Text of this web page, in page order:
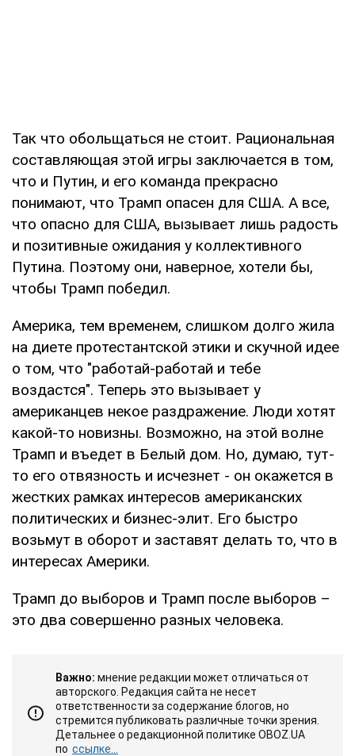
Так что обольщаться не стоит. Рациональная
составляющая этой игры заключается в том,
что и Путин, и его команда прекрасно
понимают, что Трамп опасен для США. А все,
что опасно для США, вызывает лишь радость
и позитивные ожидания у коллективного
Путина. Поэтому они, наверное, хотели бы,
чтобы Трамп победил.
Америка, тем временем, слишком долго жила
на диете протестантской этики и скучной идее
о том, что "работай-работай и тебе
воздастся". Теперь это вызывает у
американцев некое раздражение. Люди хотят
какой-то новизны. Возможно, на этой волне
Трамп и въедет в Белый дом. Но, думаю, тут-
то его отвязность и исчезнет - он окажется в
жестких рамках интересов американских
политических и бизнес-элит. Его быстро
возьмут в оборот и заставят делать то, что в
интересах Америки.
Трамп до выборов и Трамп после выборов –
это два совершенно разных человека.
Важно: мнение редакции может отличаться от
авторского. Редакция сайта не несет
ответственности за содержание блогов, но
стремится публиковать различные точки зрения.
Детальнее о редакционной политике OBOZ.UA
по ссылке...